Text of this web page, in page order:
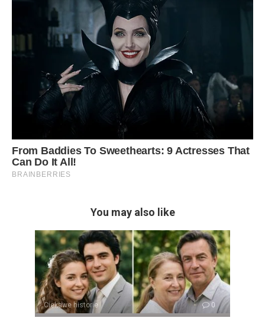
You may also like
Ciekawe historie 0